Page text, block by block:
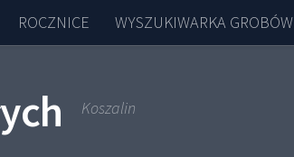
ROCZNICE WYSZUKIWARKA GROBÓW
Koszalin